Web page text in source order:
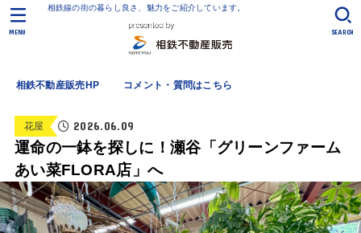
相鉄線の街の暮らし良さ、魅力をご紹介しています。
相鉄不動産販売HP コメント・質問はこちら
SEARCH
MENU
花屋 2026.06.09
運命の一鉢を探しに！瀬谷「グリーンファーム
あい菜FLORA店」へ